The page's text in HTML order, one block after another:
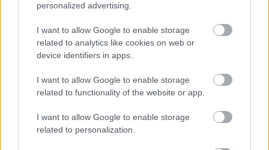
personalized advertising.
I want to allow Google to enable storage
related to analytics like cookies on web or
device identifiers in apps.
I want to allow Google to enable storage
related to functionality of the website or app.
I want to allow Google to enable storage
related to personalization.